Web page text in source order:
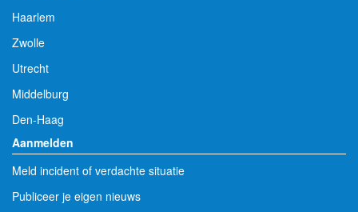
Haarlem
Zwolle
Utrecht
Middelburg
Den-Haag
Aanmelden
Meld incident of verdachte situatie
Publiceer je eigen nieuws